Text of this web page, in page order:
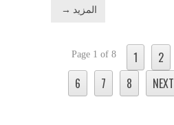
المزيد →
Page 1 of 8 1 2
6
7 8 NEXT